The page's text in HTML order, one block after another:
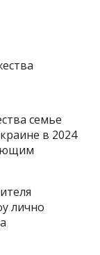
семье
в 2024
лично